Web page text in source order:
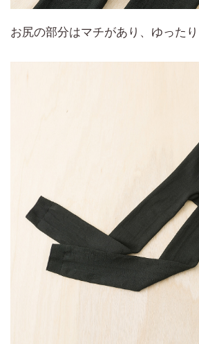
お尻の部分はマチがあり、ゆったり